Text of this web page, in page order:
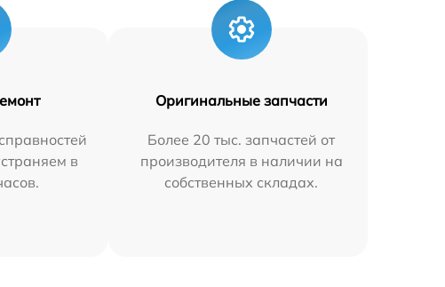
в
Оригинальные запчасти
Более 20 тыс. запчастей от
производителя в наличии на
собственных складах.